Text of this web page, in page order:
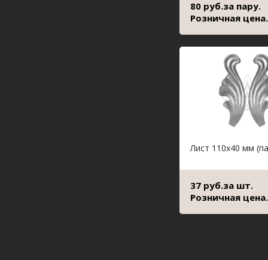
80 руб.за пару.
Розничная цена.
Лист 110х40 мм
37 руб.за шт.
Розничная цена.